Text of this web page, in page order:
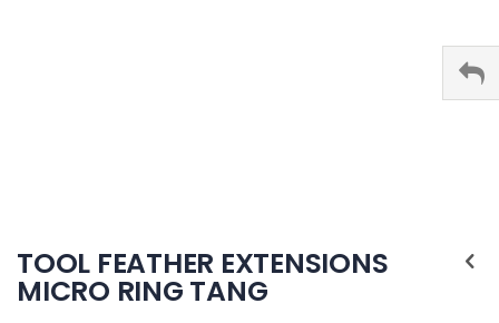
naar
het
begin
TOOL FEATHER EXTENSIONS
MICRO RING TANG